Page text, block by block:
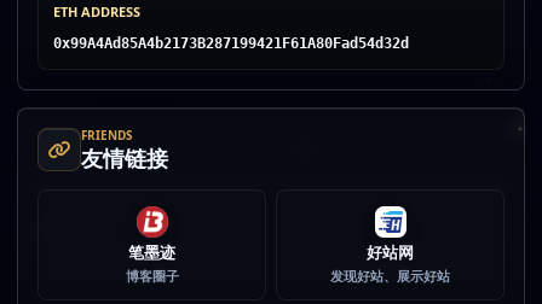
ETH ADDRESS
0x99A4Ad85A4b2173B287199421F61A80Fad54d32d
FRIENDS
友情链接
笔墨迹
博客圈子
好站网
发现好站、展示好站